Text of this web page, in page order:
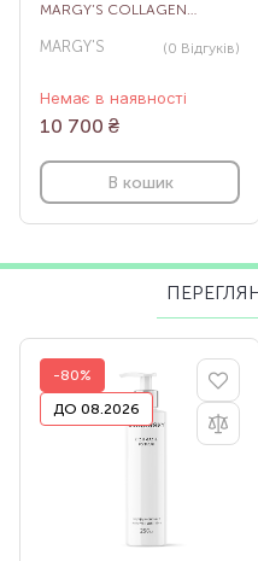
MARGY’S COLLAGEN
100 МЛ
MARGY'S (0 Відгуків)
Немає в наявності
10 700 ₴
В кошик
-80%
ДО 08.2026